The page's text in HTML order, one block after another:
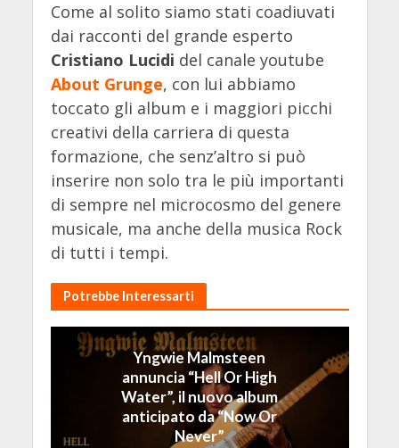
Come al solito siamo stati coadiuvati
dai racconti del grande esperto
Cristiano Lucidi del canale youtube
About Grunge, con lui abbiamo
toccato gli album e i maggiori picchi
creativi della carriera di questa
formazione, che senz’altro si può
inserire non solo tra le più importanti
di sempre nel microcosmo del genere
musicale, ma anche della musica Rock
di tutti i tempi.
Potrebbe Interessarti
Yngwie Malmsteen
annuncia “Hell Or High
Water”, il nuovo album
anticipato da “Now Or
Never”